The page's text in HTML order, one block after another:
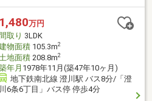
1,480万円
間取り 3LDK
物面積105.3m2
地面積208.8m2
年月 1978年11月(築47年10ヶ月)
地下鉄南北線 澄川駅 バス8分/「澄
川6条6丁目」バス停 停歩4分